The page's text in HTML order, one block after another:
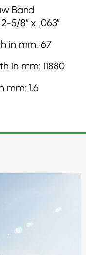
Band
2-5/8″ x .063″
in mm: 67
in mm: 11880
mm: 1,6